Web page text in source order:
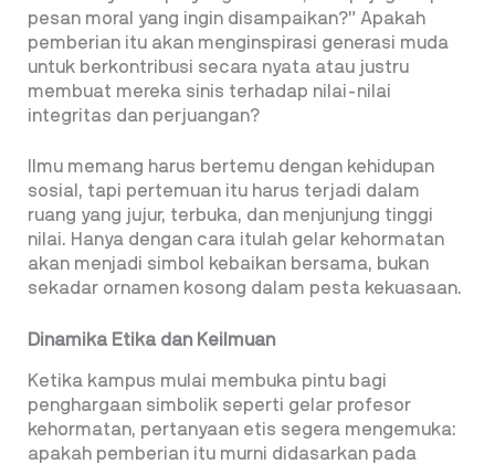
pesan moral yang ingin disampaikan?” Apakah
pemberian itu akan menginspirasi generasi muda
untuk berkontribusi secara nyata atau justru
membuat mereka sinis terhadap nilai-nilai
integritas dan perjuangan?
Ilmu memang harus bertemu dengan kehidupan
sosial, tapi pertemuan itu harus terjadi dalam
ruang yang jujur, terbuka, dan menjunjung tinggi
nilai. Hanya dengan cara itulah gelar kehormatan
akan menjadi simbol kebaikan bersama, bukan
sekadar ornamen kosong dalam pesta kekuasaan.
Dinamika Etika dan Keilmuan
Ketika kampus mulai membuka pintu bagi
penghargaan simbolik seperti gelar profesor
kehormatan, pertanyaan etis segera mengemuka:
apakah pemberian itu murni didasarkan pada